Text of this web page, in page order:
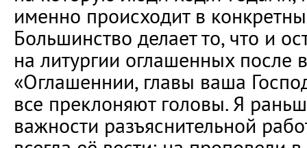
именно происходит в
Большинство делает то, что и
на литургии оглашенных после
«Оглашеннии, главы ваша
все преклоняют головы. Я
важности разъяснительной